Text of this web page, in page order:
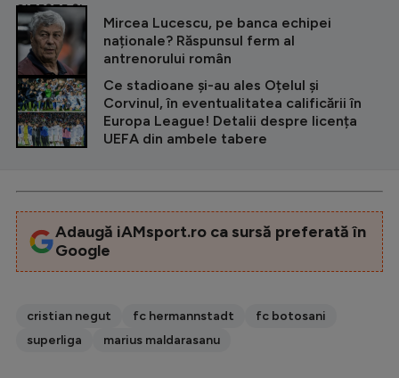
CITEȘTE ȘI
Mircea Lucescu, pe banca echipei
naționale? Răspunsul ferm al
antrenorului român
Ce stadioane și-au ales Oțelul și
Corvinul, în eventualitatea calificării în
Europa League! Detalii despre licența
UEFA din ambele tabere
Adaugă iAMsport.ro ca sursă preferată în
Google
cristian negut fc hermannstadt
fc botosani
superliga
marius maldarasanu